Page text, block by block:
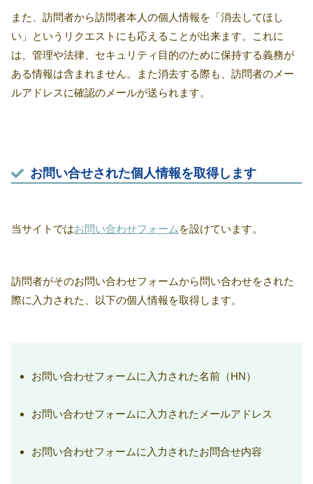
また、訪問者から訪問者本人の個人情報を「消去してほし
い」というリクエストにも応えることが出来ます。これに
は、管理や法律、セキュリティ目的のために保持する義務が
ある情報は含まれません。また消去する際も、訪問者のメー
ルアドレスに確認のメールが送られます。
お問い合せされた個人情報を取得します
当サイトではお問い合わせフォーム を設けています。
訪問者がそのお問い合わせフォームから問い合わせをされた
際に入力された、以下の個人情報を取得します。
お問い合わせフォームに入力された名前（HN）
お問い合わせフォームに入力されたメールアドレス
お問い合わせフォームに入力されたお問合せ内容